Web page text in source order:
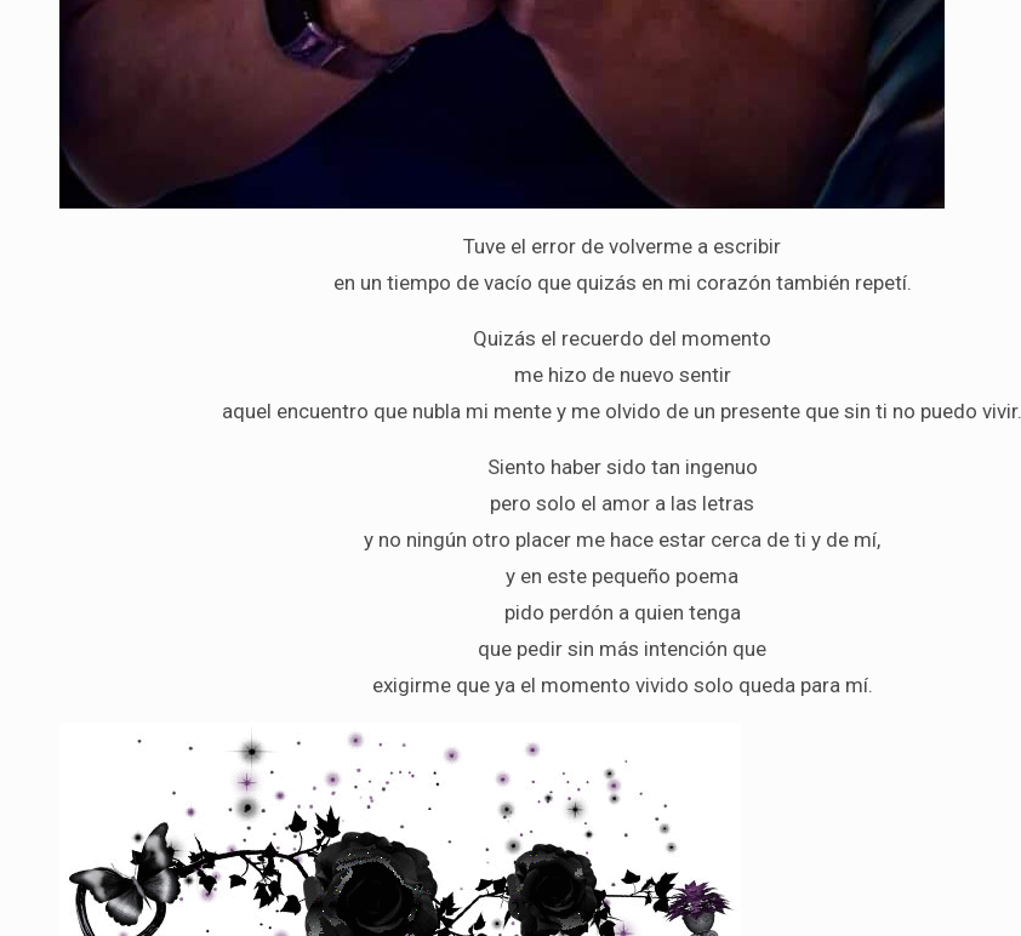
Tuve el error de volverme a escribir
en un tiempo de vacío que quizás en mi corazón también repetí.
Quizás el recuerdo del momento
me hizo de nuevo sentir
aquel encuentro que nubla mi mente y me olvido de un presente que sin ti no puedo vivir.
Siento haber sido tan ingenuo
pero solo el amor a las letras
y no ningún otro placer me hace estar cerca de ti y de mí,
y en este pequeño poema
pido perdón a quien tenga
que pedir sin más intención que
exigirme que ya el momento vivido solo queda para mí.